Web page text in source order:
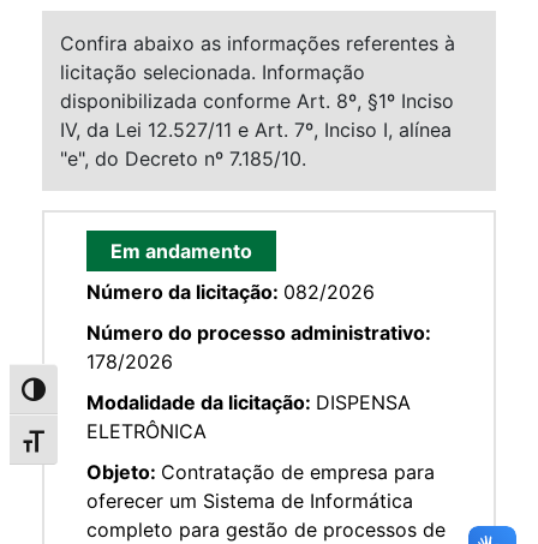
Alternar alto contraste
Alternar tamanho da fonte
Confira abaixo as informações referentes à
licitação selecionada. Informação
disponibilizada conforme Art. 8º, §1º Inciso
IV, da Lei 12.527/11 e Art. 7º, Inciso I, alínea
"e", do Decreto nº 7.185/10.
Em andamento
Número da licitação: 082/2026
Número do processo administrativo:
178/2026
Modalidade da licitação: DISPENSA
ELETRÔNICA
Objeto: Contratação de empresa para
oferecer um Sistema de Informática
completo para gestão de processos de